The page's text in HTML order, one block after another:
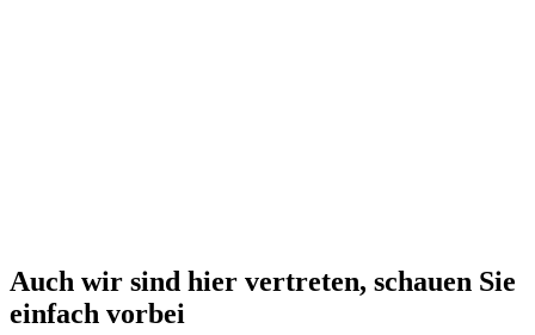
Auch wir sind hier vertreten, schauen Sie
einfach vorbei